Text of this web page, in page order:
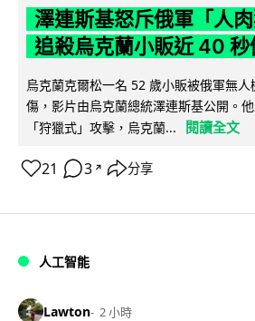
澤連斯基怒斥俄軍「人
追殺烏克蘭小販近 40 秒
烏克蘭克爾松一名 52 歲小販被俄軍無
傷，影片由烏克蘭總統澤連斯基公開。
「狩獵式」攻擊，烏克蘭...
閱讀全文
21 3 ↗ 分享
人工智能
Lawton 2 小時